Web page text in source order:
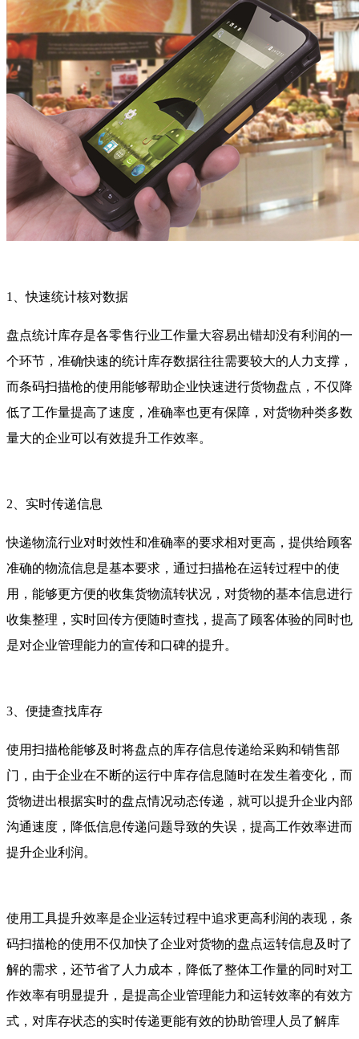
1、快速统计核对数据
盘点统计库存是各零售行业工作量大容易出错却没有利润的一
个环节，准确快速的统计库存数据往往需要较大的人力支撑，
而条码扫描枪的使用能够帮助企业快速进行货物盘点，不仅降
低了工作量提高了速度，准确率也更有保障，对货物种类多数
量大的企业可以有效提升工作效率。
2、实时传递信息
快递物流行业对时效性和准确率的要求相对更高，提供给顾客
准确的物流信息是基本要求，通过扫描枪在运转过程中的使
用，能够更方便的收集货物流转状况，对货物的基本信息进行
收集整理，实时回传方便随时查找，提高了顾客体验的同时也
是对企业管理能力的宣传和口碑的提升。
3、便捷查找库存
使用扫描枪能够及时将盘点的库存信息传递给采购和销售部
门，由于企业在不断的运行中库存信息随时在发生着变化，而
货物进出根据实时的盘点情况动态传递，就可以提升企业内部
沟通速度，降低信息传递问题导致的失误，提高工作效率进而
提升企业利润。
使用工具提升效率是企业运转过程中追求更高利润的表现，条
码扫描枪的使用不仅加快了企业对货物的盘点运转信息及时了
解的需求，还节省了人力成本，降低了整体工作量的同时对工
作效率有明显提升，是提高企业管理能力和运转效率的有效方
式，对库存状态的实时传递更能有效的协助管理人员了解库